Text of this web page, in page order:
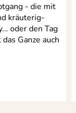
- die mit
kräuterig-
oder den Tag
Ganze auch